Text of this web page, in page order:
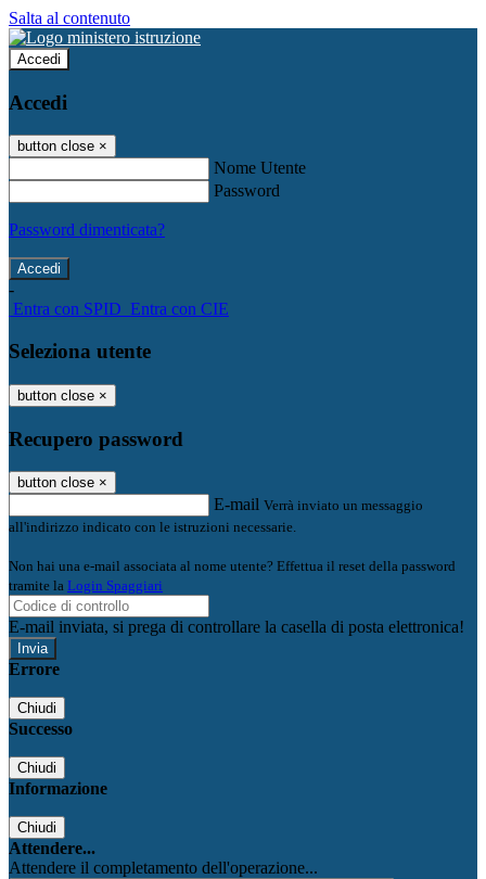
Salta al contenuto
Accedi
Accedi
button close ×
Nome Utente
Password
Password dimenticata?
-
Entra con SPID Entra con CIE
Seleziona utente
button close ×
Recupero password
button close ×
E-mail Verrà inviato un messaggio
all'indirizzo indicato con le istruzioni necessarie.
Non hai una e-mail associata al nome utente? Effettua il reset della password
tramite la Login Spaggiari
E-mail inviata, si prega di controllare la casella di posta elettronica!
Errore
Chiudi
Successo
Chiudi
Informazione
Chiudi
Attendere...
Attendere il completamento dell'operazione...